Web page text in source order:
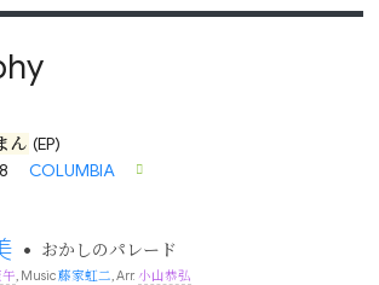
ん (EP)
COLUMBIA
• おかしのパレード
午, Music藤家虹二, Arr. 小山恭弘